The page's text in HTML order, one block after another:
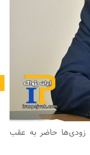
زودی‌ها حاضر به عقب